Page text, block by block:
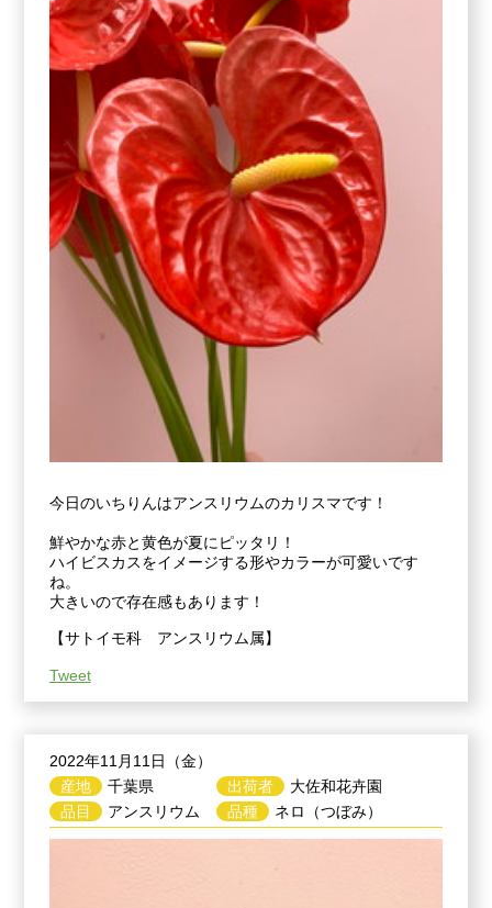
今日のいちりんはアンスリウムのカリスマです！
鮮やかな赤と黄色が夏にピッタリ！
ハイビスカスをイメージする形やカラーが可愛いです
ね。
大きいので存在感もあります！
【サトイモ科 アンスリウム属】
Tweet
2022年11月11日（金）
産地
千葉県
品目
アンスリウム
出荷者
大佐和花卉園
品種
ネロ（つぼみ）